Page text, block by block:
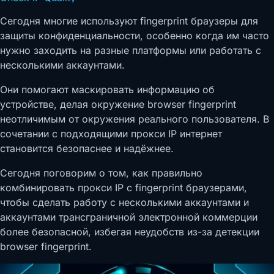
Сегодня многие используют fingerprint браузеры для
защиты конфиденциальности, особенно когда им часто
нужно заходить на разные платформы или работать с
несколькими аккаунтами.
Они помогают маскировать информацию об
устройстве, делая окружение browser fingerprint
неотличимым от окружения реального пользователя. В
сочетании с подходящими прокси IP интернет
становится безопаснее и надёжнее.
Сегодня поговорим о том, как правильно
комбинировать прокси IP с fingerprint браузерами,
чтобы сделать работу с несколькими аккаунтами и
аккаунтами трансграничной электронной коммерции
более безопасной, избегая неудобств из-за детекции
browser fingerprint.